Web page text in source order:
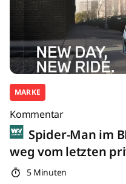
MARKE
Kommentar
Spider-Man im
weg vom letzten
5 Minuten